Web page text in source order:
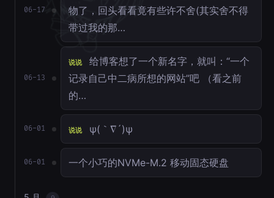
06-17
物了，回头看看竟有些许不舍(其实舍不得
带过我的那…
06-13
说说
给博客想了一个新名字，就叫：“一个
记录自己中二病所想的网站”吧 （看之前
的…
06-01 说说 ψ(｀∇´)ψ
06-01 一个小巧的NVMe-M.2 移动固态硬盘